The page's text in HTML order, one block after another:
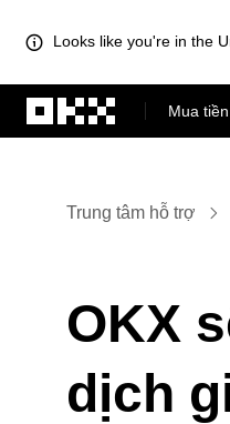
Looks like you're in the
Mua
Trung tâm hỗ trợ
OKX
dịch